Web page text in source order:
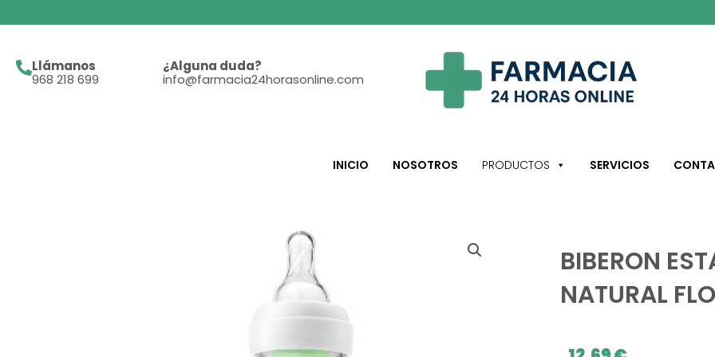
contenido
Llámanos
968 218 699
¿Alguna duda?
info@farmacia24horasonline.com
INICIO NOSOTROS PRODUCTOS SERVICIOS
BIBERON
NATURAL